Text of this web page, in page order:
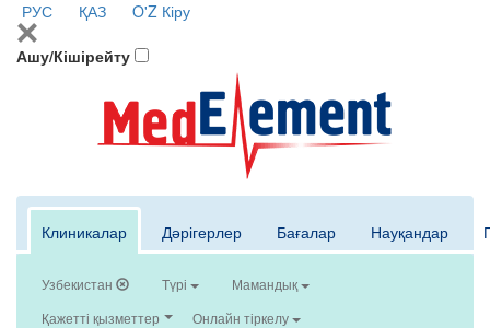
РУС ҚАЗ O'Z Кіру
Ашу/Кішірейту
Клиникалар Дәрігерлер Бағалар Науқандар
Узбекистан Түрі
Мамандық
Қажетті қызметтер
Онлайн тіркелу